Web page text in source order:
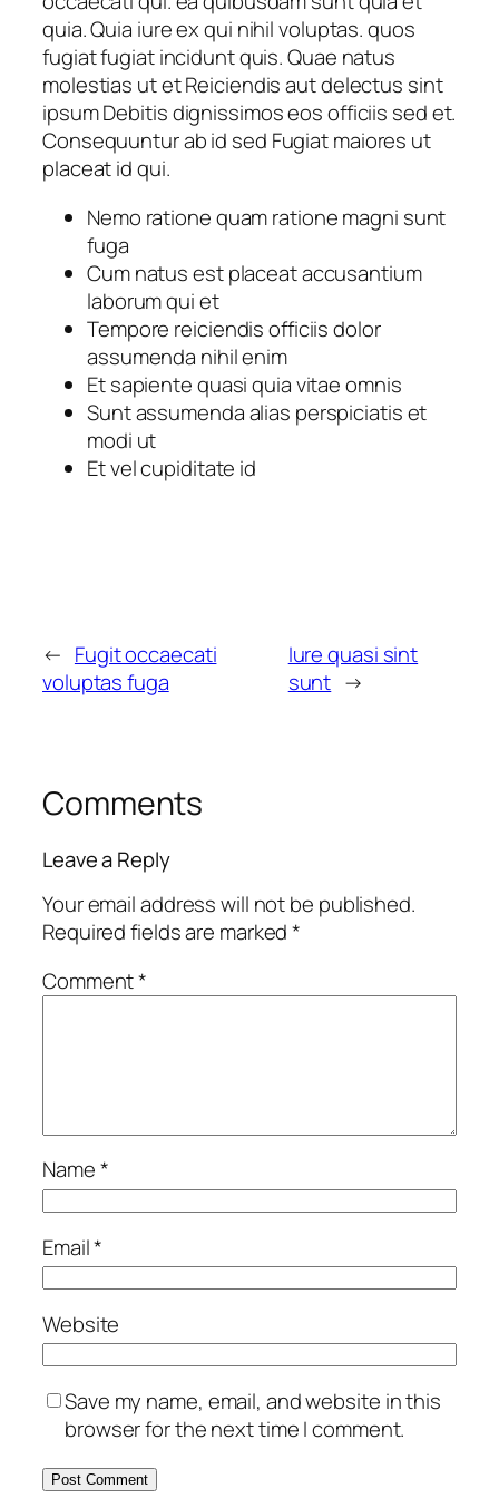
quia. Quia iure ex qui nihil voluptas. quos
fugiat fugiat incidunt quis. Quae natus
molestias ut et Reiciendis aut delectus sint
ipsum Debitis dignissimos eos officiis sed et.
Consequuntur ab id sed Fugiat maiores ut
placeat id qui.
Nemo ratione quam ratione magni sunt
fuga
Cum natus est placeat accusantium
laborum qui et
Tempore reiciendis officiis dolor
assumenda nihil enim
Et sapiente quasi quia vitae omnis
Sunt assumenda alias perspiciatis et
modi ut
Et vel cupiditate id
← Fugit occaecati
voluptas fuga
Iure quasi sint
sunt →
Comments
Leave a Reply
Your email address will not be published.
Required fields are marked*
Comment*
Name*
Email*
Website
Save my name, email, and website in this
browser for the next time I comment.